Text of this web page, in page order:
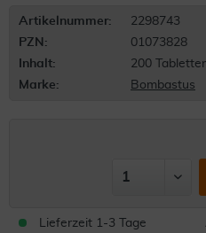
Artikelnummer:
2298743
PZN:
01073828
Inhalt:
200
Marke:
Bombastus
Lieferzeit 1-3 Tage